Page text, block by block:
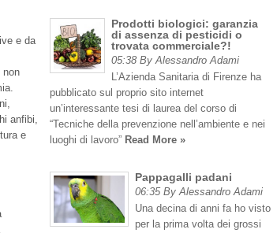
e da
non
anfibi,
e
Prodotti biologici: garanzia
di assenza di pesticidi o
trovata commerciale?!
05:38 By Alessandro Adami
L’Azienda Sanitaria di Firenze ha
pubblicato sul proprio sito internet
un’interessante tesi di laurea del corso di
“Tecniche della prevenzione nell’ambiente e nei
luoghi di lavoro” Read More »
Pappagalli padani
06:35 By Alessandro Adami
Una decina di anni fa ho visto
per la prima volta dei grossi